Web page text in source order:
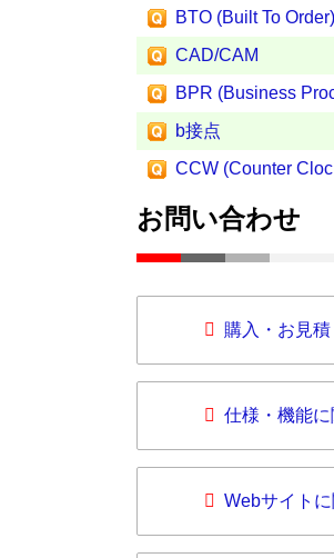
BTO (Built To Order)
CAD/CAM
BPR (Business
b接点
CCW (Counter
お問い合わせ
購入・お見
仕様・機能
Webサイト